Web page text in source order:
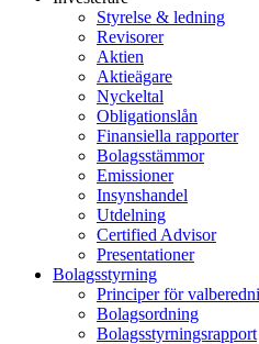
Styrelse & ledning
Revisorer
Aktien
Aktieägare
Nyckeltal
Obligationslån
Finansiella rapporter
Bolagsstämmor
Emissioner
Insynshandel
Utdelning
Certified Advisor
Presentationer
Bolagsstyrning
Principer för
Bolagsordning
Bolagsstyrningsrapport